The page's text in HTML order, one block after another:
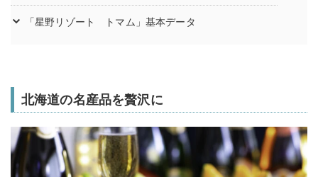
「星野リゾート トマム」基本データ
北海道の名産品を贅沢に